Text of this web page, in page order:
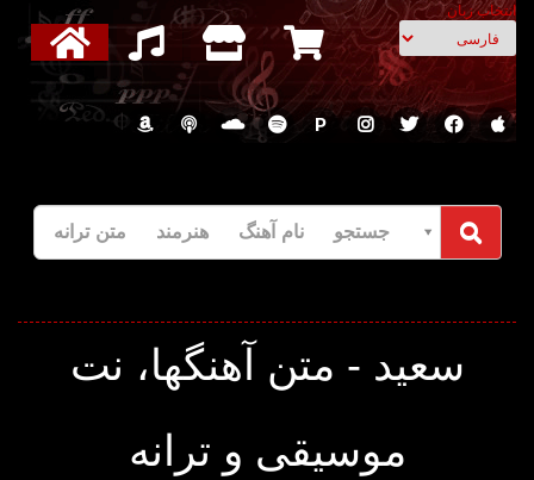
انتخاب زبان
P
جستجو نام آهنگ هنرمند متن ترانه
سعید - متن آهنگها، نت
موسیقی و ترانه